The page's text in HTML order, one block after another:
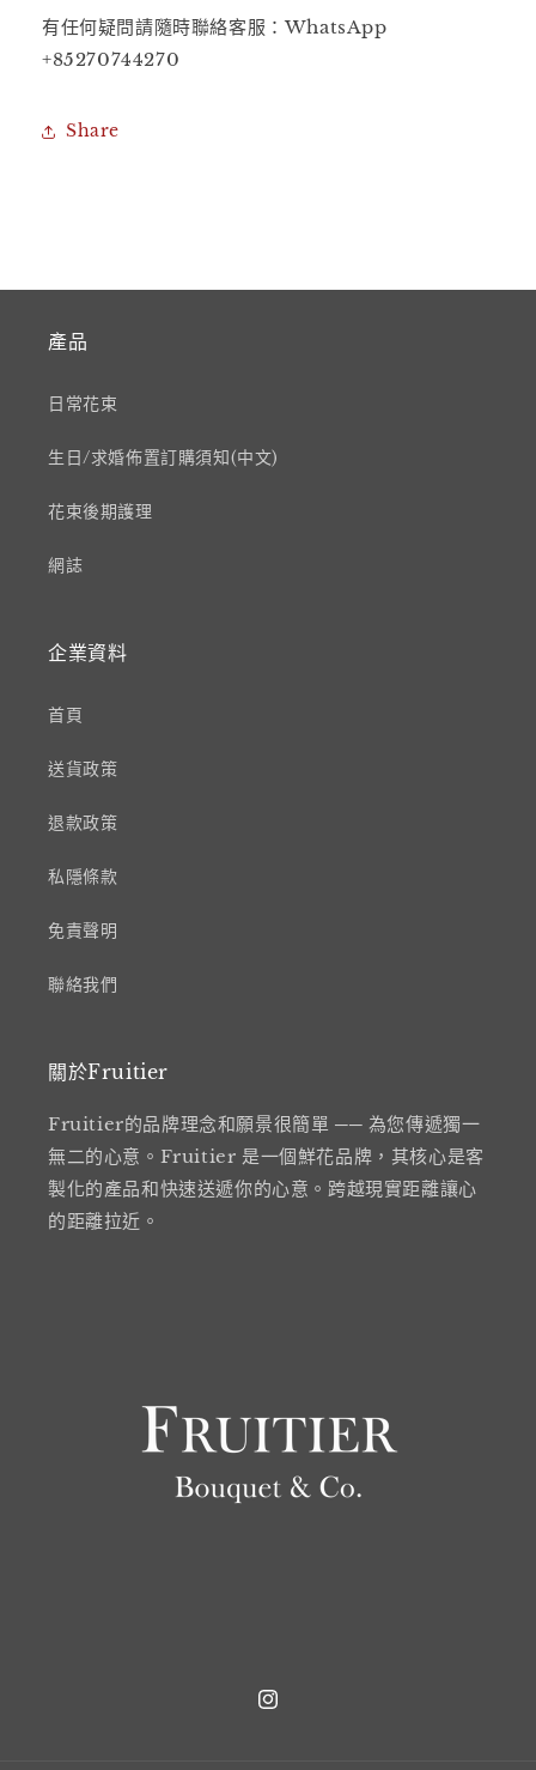
有任何疑問請隨時聯絡客服：WhatsApp
+85270744270
Share
產品
日常花束
生日/求婚佈置訂購須知(中文)
花束後期護理
網誌
企業資料
首頁
送貨政策
退款政策
私隱條款
免責聲明
聯絡我們
關於Fruitier
Fruitier的品牌理念和願景很簡單 ── 為您傳遞獨一
無二的心意。Fruitier 是一個鮮花品牌，其核心是客
製化的產品和快速送遞你的心意。跨越現實距離讓心
的距離拉近。
Instagram